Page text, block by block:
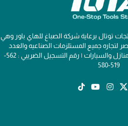
توتال برعاية شركة الصباغ للهاي باور وهي
لتجاره جميع المستلزمات الصناعيه والعدد
والادوات ومستلزمات تحسين المنازل والسيارات | رقم التسجيل الضريبي : 562-
519-580